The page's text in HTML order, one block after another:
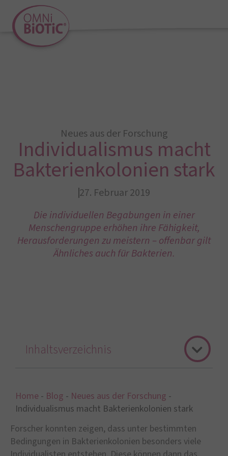
Neues aus der Forschung
Individualismus macht
Bakterienkolonien stark
27. Februar 2019
Die individuellen Begabungen in einer
Menschengruppe erhöhen ihre Fähigkeit,
Herausforderungen zu meistern – offenbar gilt
Ähnliches auch für Bakterien.
Home - Blog - Neues aus der Forschung -
Individualismus macht Bakterienkolonien stark
Forscher konnten zeigen, dass unter bestimmten
Bedingungen in Bakterienkolonien besonders viele
Inhaltsverzeichnis